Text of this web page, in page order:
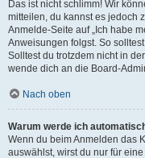
Das ist nicht schlimm! Wir
mitteilen, du kannst es jedoch
Anmelde-Seite auf „Ich habe
Anweisungen folgst. So
Solltest du trotzdem nicht in
wende dich an die Board-
Nach oben
Warum werde ich
Wenn du beim Anmelden das
auswählst, wirst du nur für